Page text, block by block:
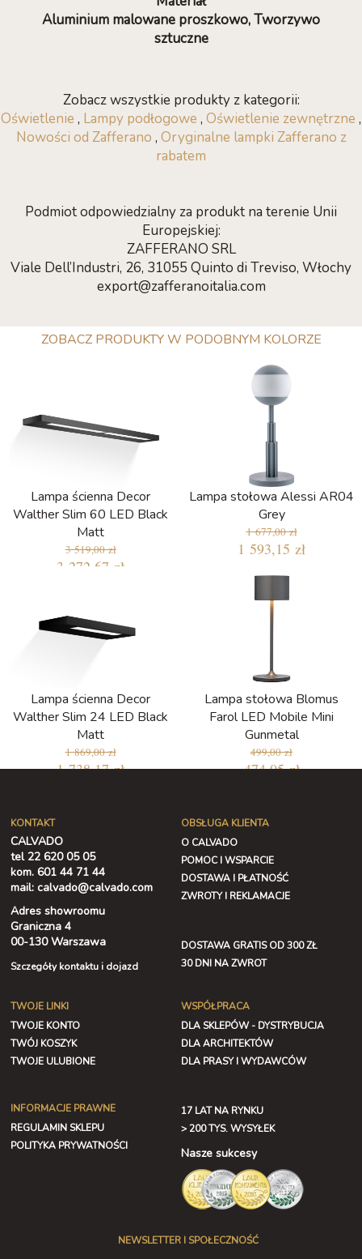
Aluminium malowane proszkowo, Tworzywo
sztuczne
Zobacz wszystkie produkty z kategorii:
Oświetlenie , Lampy podłogowe , Oświetlenie zewnętrzne ,
Nowości od Zafferano , Oryginalne lampki Zafferano z
rabatem
Podmiot odpowiedzialny za produkt na terenie Unii
Europejskiej:
ZAFFERANO SRL
Viale Dell’Industri, 26, 31055 Quinto di Treviso, Włochy
export@zafferanoitalia.com
ZOBACZ PRODUKTY W PODOBNYM KOLORZE
Lampa ścienna Decor
Walther Slim 60 LED Black
Matt
3 519,00 zł
3 272,67 zł
Lampa stołowa Alessi AR04
Grey
1 677,00 zł
1 593,15 zł
Lampa ścienna Decor
Walther Slim 24 LED Black
Matt
1 869,00 zł
1 738,17 zł
Lampa stołowa Blomus
Farol LED Mobile Mini
Gunmetal
499,00 zł
474,05 zł
KONTAKT
CALVADO
tel 22 620 05 05
kom. 601 44 71 44
mail: calvado@calvado.com
Adres showroomu
Graniczna 4
00-130 Warszawa
Szczegóły kontaktu i dojazd
OBSŁUGA KLIENTA
O CALVADO
POMOC I WSPARCIE
DOSTAWA I PŁATNOŚĆ
ZWROTY I REKLAMACJE
DOSTAWA GRATIS OD 300 ZŁ
30 DNI NA ZWROT
TWOJE LINKI
TWOJE KONTO
TWÓJ KOSZYK
TWOJE ULUBIONE
INFORMACJE PRAWNE
REGULAMIN SKLEPU
POLITYKA PRYWATNOŚCI
WSPÓŁPRACA
DLA SKLEPÓW - DYSTRYBUCJA
DLA ARCHITEKTÓW
DLA PRASY I WYDAWCÓW
17 LAT NA RYNKU
> 200 TYS. WYSYŁEK
Nasze sukcesy
NEWSLETTER I SPOŁECZNOŚĆ